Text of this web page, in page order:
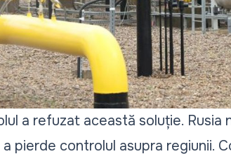
a refuzat această soluție.
pierde controlul asupra regiunii.